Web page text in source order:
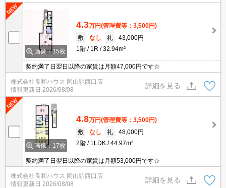
画像：15枚
4.3万円(管理費等：3,500円)
敷
なし 礼
43,000円
1階
1R 32.94m²
契約満了日翌日以降の家賃は月額47,000円です☆
株式会社良和ハウス 岡山駅西口店
情報更新日 2026/08/08
詳細を見る
画像：17枚
4.8万円(管理費等：3,500円)
敷
なし 礼
48,000円
2階
1LDK 44.97m²
契約満了日翌日以降の家賃は月額53,000円です☆
株式会社良和ハウス 岡山駅西口店
情報更新日 2026/08/08
詳細を見る